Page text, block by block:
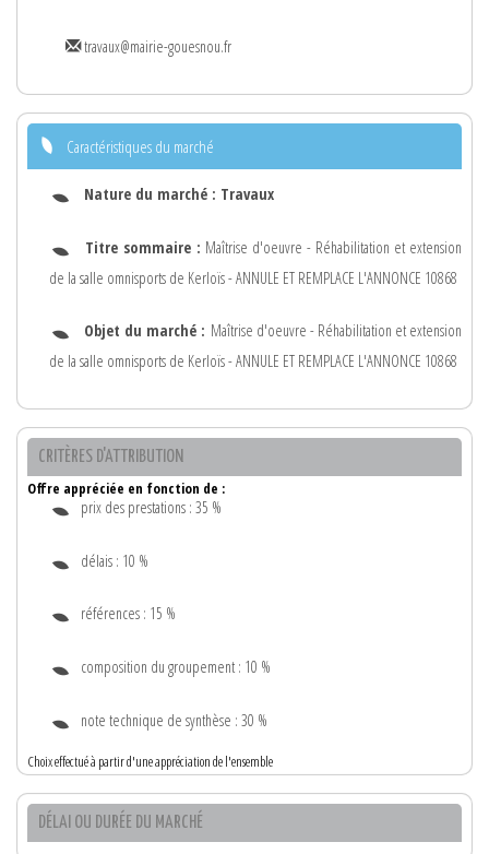
travaux@mairie-gouesnou.fr
Caractéristiques du marché
Nature du marché : Travaux
Titre sommaire : Maîtrise d'oeuvre - Réhabilitation et extension
de la salle omnisports de Kerloïs - ANNULE ET REMPLACE L'ANNONCE 10868
Objet du marché : Maîtrise d'oeuvre - Réhabilitation et extension
de la salle omnisports de Kerloïs - ANNULE ET REMPLACE L'ANNONCE 10868
CRITÈRES D'ATTRIBUTION
Offre appréciée en fonction de :
prix des prestations : 35 %
délais : 10 %
références : 15 %
composition du groupement : 10 %
note technique de synthèse : 30 %
Choix effectué à partir d'une appréciation de l'ensemble
DÉLAI OU DURÉE DU MARCHÉ